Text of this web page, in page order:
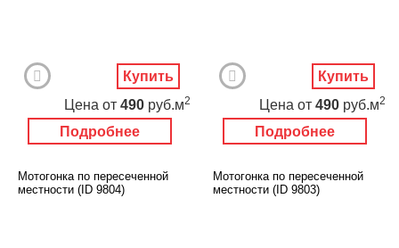
Подробнее
Цена от 490 руб.м2
Купить
Подробнее
Цена от 490 руб.м2
Купить
Мотогонка по пересеченной
местности (ID 9804)
Мотогонка по пересеченной
местности (ID 9803)